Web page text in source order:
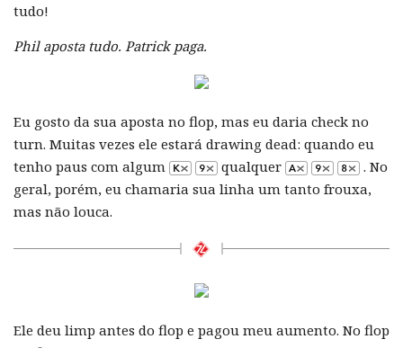
tudo!
Phil aposta tudo. Patrick paga.
Eu gosto da sua aposta no flop, mas eu daria check no
turn. Muitas vezes ele estará drawing dead: quando eu
tenho paus com algum
qualquer
. No
geral, porém, eu chamaria sua linha um tanto frouxa,
mas não louca.
Ele deu limp antes do flop e pagou meu aumento. No flop